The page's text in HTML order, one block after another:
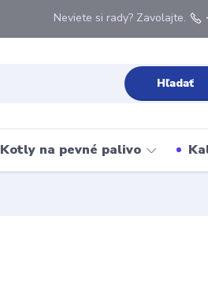
Hľadať
Neviete si rady? Zavolajte.
Kotly na pevné palivo